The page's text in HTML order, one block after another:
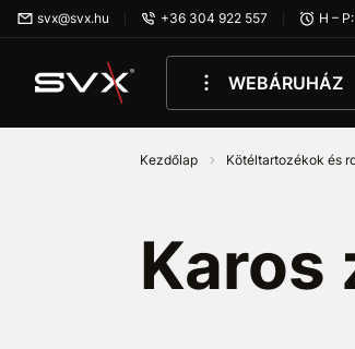
Ugrás az oldal fő részéhez
svx@svx.hu +36 304 922 557 H –
WEBÁRUHÁZ
Kezdőlap Kötéltartozékok és
Karos